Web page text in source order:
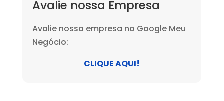
Avalie nossa Empresa
Avalie nossa empresa no Google Meu
Negócio:
CLIQUE AQUI!